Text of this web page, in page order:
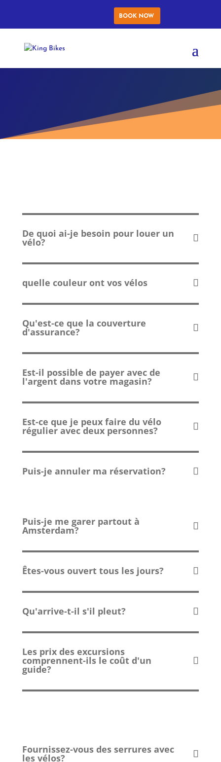
BOOK NOW
De quoi ai-je besoin pour louer un
vélo?
quelle couleur ont vos vélos
Qu'est-ce que la couverture
d'assurance?
Est-il possible de payer avec de
l'argent dans votre magasin?
Est-ce que je peux faire du vélo
régulier avec deux personnes?
Puis-je annuler ma réservation?
Puis-je me garer partout à
Amsterdam?
Êtes-vous ouvert tous les jours?
Qu'arrive-t-il s'il pleut?
Les prix des excursions
comprennent-ils le coût d'un
guide?
Fournissez-vous des serrures avec
les vélos?